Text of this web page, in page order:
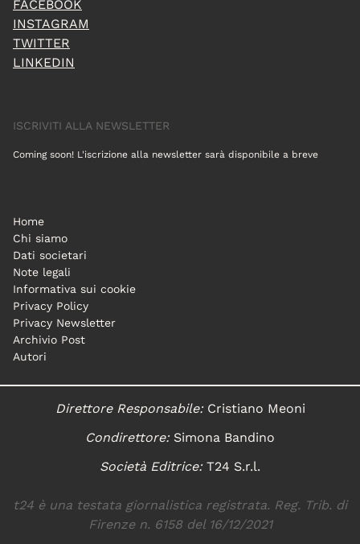
FACEBOOK
INSTAGRAM
TWITTER
LINKEDIN
ISCRIVITI ALLA NEWSLETTER
Coming soon! L'iscrizione alla newsletter sarà disponibile a breve
Home
Chi siamo
Dati societari
Note legali
Informativa sui cookie
Privacy Policy
Privacy Newsletter
Archivio Post
Autori
Direttore Responsabile:Cristiano Meoni
Condirettore:Simona Bandino
Società Editrice:T24 S.r.l.
t24 è una testata giornalistica registrata. Reg. Trib. di
Firenze n. 6158 del 16/12/2021